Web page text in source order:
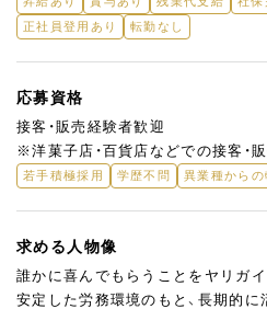
正社員登用あり
転勤なし
応募資格
接客・販売経験者歓迎
※洋菓子店・百貨店などでの接客・
若手積極採用 学歴不問 異業種からの
求める人物像
誰かに喜んでもらうことをヤリガ
安定した労務環境のもと、長期的に